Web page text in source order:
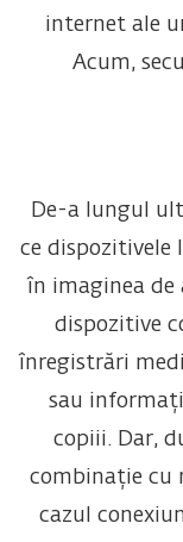
internet ale
Acum,
De-a lungul
ce dispozitivele
în imaginea de
dispozitive
înregistrări
sau
copiii. Dar,
combinație cu
cazul